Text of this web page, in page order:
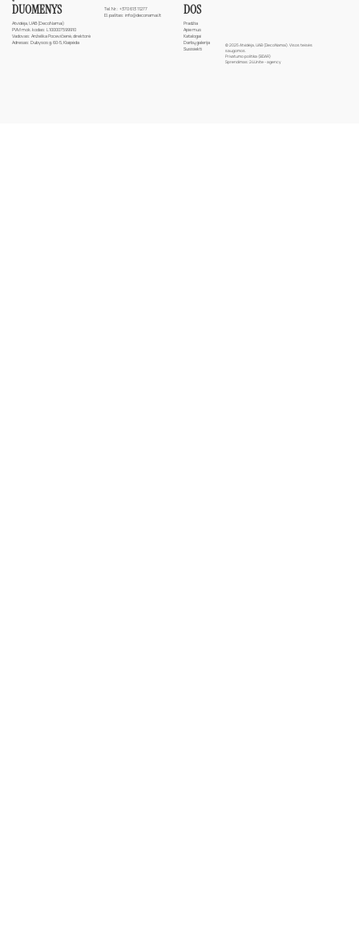
DUOMENYS
Atvidėja, UAB (DecoNamai)
PVM mok. kodas: L100007599910
Vadovas: Anželika Pocevičienė, direktorė
Adresas: Dubysos g. 60-5, Klaipėda
Tel. Nr.: +370 613 11277
El. paštas: info@deconamai.lt
DOS
Pradžia
Apie mus
Katalogai
Darbų galerija
Susisiekti
© 2025 Atvidėja, UAB (DecoNamai). Visos teisės
saugomos.
Privatumo politika (BDAR)
Sprendimas:24Unite - agency